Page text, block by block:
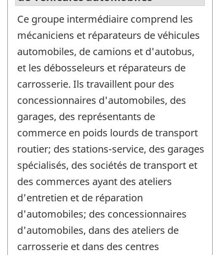
Ce groupe intermédiaire comprend les
mécaniciens et réparateurs de véhicules
automobiles, de camions et d'autobus,
et les débosseleurs et réparateurs de
carrosserie. Ils travaillent pour des
concessionnaires d'automobiles, des
garages, des représentants de
commerce en poids lourds de transport
routier; des stations-service, des garages
spécialisés, des sociétés de transport et
des commerces ayant des ateliers
d'entretien et de réparation
d'automobiles; des concessionnaires
d'automobiles, dans des ateliers de
carrosserie et dans des centres